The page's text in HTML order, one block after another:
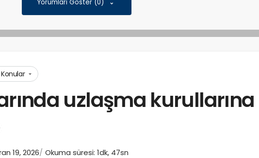
Yorumları Göster (0)
Konular
uzlaşma kurullarına
19, 2026 Okuma süresi: 1dk, 47sn